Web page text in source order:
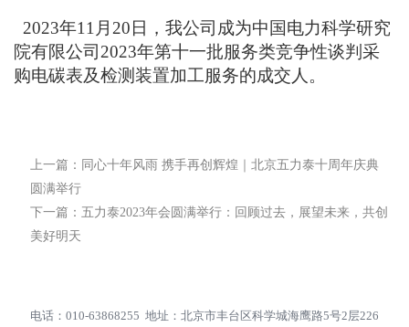
2023年11月20日，我公司成为中国电力科学研究
院有限公司2023年第十一批服务类竞争性谈判采
购电碳表及检测装置加工服务的成交人。
上一篇：同心十年风雨 携手再创辉煌｜北京五力泰十周年庆典
圆满举行
下一篇：五力泰2023年会圆满举行：回顾过去，展望未来，共创
美好明天
电话：010-63868255 地址：北京市丰台区科学城海鹰路5号2层226